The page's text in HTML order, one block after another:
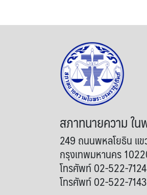
สภาทนายความ ใ
249 ถนนพหลโยธิน แข
กรุงเทพมหานคร
โทรศัพท์ 02-522-
โทรศัพท์ 02-522-